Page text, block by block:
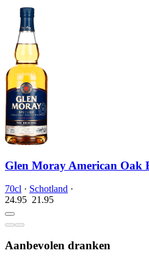
Glen Moray American Oak
70cl · Schotland ·
24.95 21.95
Aanbevolen dranken